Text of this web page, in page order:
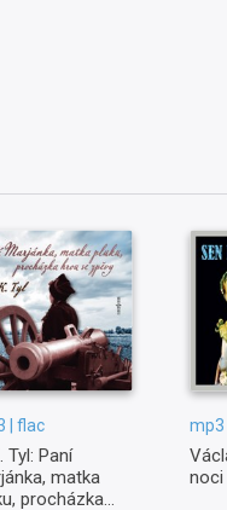
| flac
Tyl: Paní
matka
procházka
mp3
noci